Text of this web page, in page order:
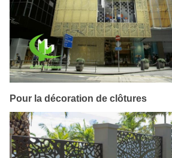
Pour la décoration de clôtures